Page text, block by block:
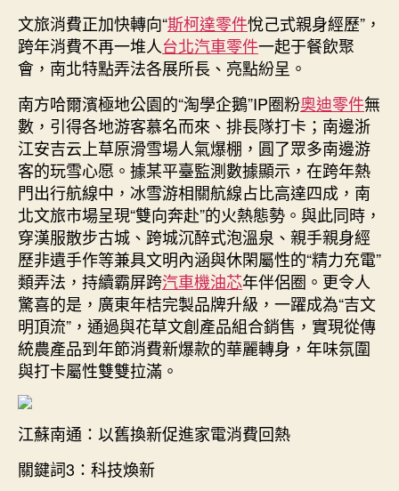
文旅消費正加快轉向“斯柯達零件悅己式親身經歷”，
跨年消費不再一堆人台北汽車零件一起于餐飲聚
會，南北特點弄法各展所長、亮點紛呈。
南方哈爾濱極地公園的“淘學企鵝”IP圈粉奧迪零件無
數，引得各地游客慕名而來、排長隊打卡；南邊浙
江安吉云上草原滑雪場人氣爆棚，圓了眾多南邊游
客的玩雪心愿。據某平臺監測數據顯示，在跨年熱
門出行航線中，冰雪游相關航線占比高達四成，南
北文旅市場呈現“雙向奔赴”的火熱態勢。與此同時，
穿漢服散步古城、跨城沉醉式泡溫泉、親手親身經
歷非遺手作等兼具文明內涵與休閑屬性的“精力充電”
類弄法，持續霸屏跨汽車機油芯年伴侶圈。更令人
驚喜的是，廣東年桔完製品牌升級，一躍成為“吉文
明頂流”，通過與花草文創產品組合銷售，實現從傳
統農產品到年節消費新爆款的華麗轉身，年味氛圍
與打卡屬性雙雙拉滿。
江蘇南通：以舊換新促進家電消費回熱
關鍵詞3：科技煥新